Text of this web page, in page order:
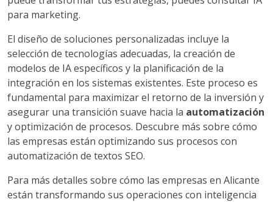
para marketing.
El diseño de soluciones personalizadas incluye la
selección de tecnologías adecuadas, la creación de
modelos de IA específicos y la planificación de la
integración en los sistemas existentes. Este proceso es
fundamental para maximizar el retorno de la inversión y
asegurar una transición suave hacia la automatización
y optimización de procesos. Descubre más sobre cómo
las empresas están optimizando sus procesos con
automatización de textos SEO.
Para más detalles sobre cómo las empresas en Alicante
están transformando sus operaciones con inteligencia